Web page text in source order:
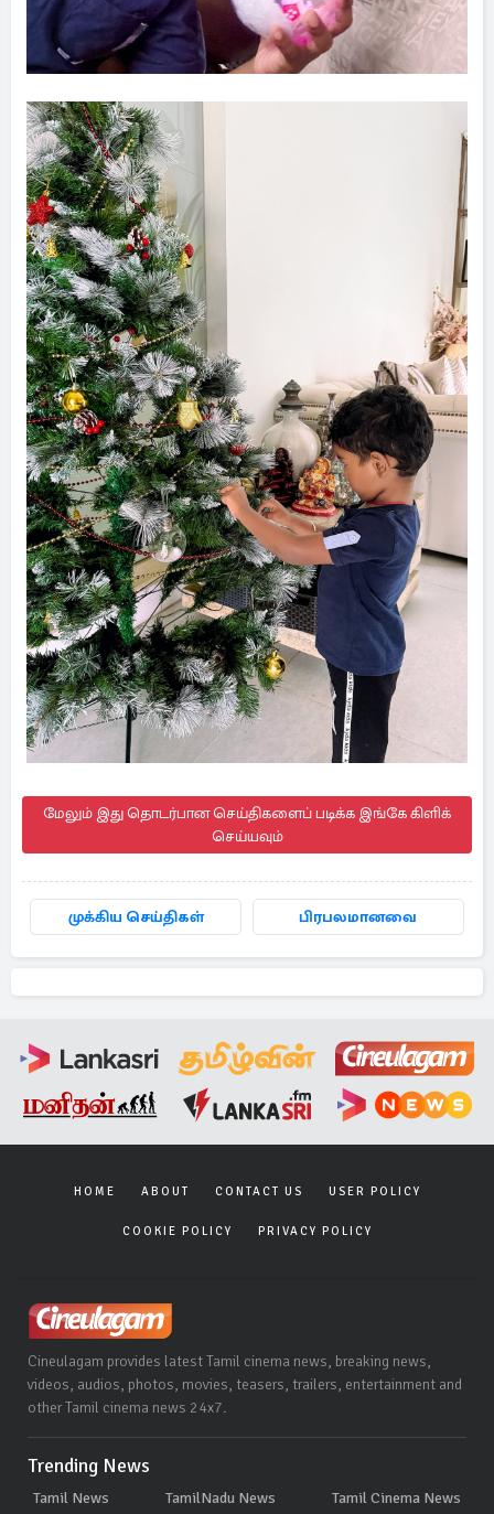
மேலும் இது தொடர்பான செய்திகளைப் படிக்க இங்கே கிளிக்
செய்யவும்
முக்கிய செய்திகள் பிரபலமானவை
HOME ABOUT CONTACT US USER POLICY
COOKIE POLICY PRIVACY POLICY
Cineulagam provides latest Tamil cinema news, breaking news,
videos, audios, photos, movies, teasers, trailers, entertainment and
other Tamil cinema news 24x7.
Trending News
Tamil News TamilNadu News
Tamil Cinema News